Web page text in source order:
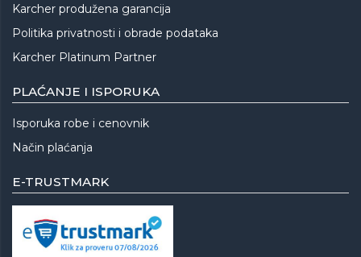
Karcher produžena garancija
Politika privatnosti i obrade podataka
Karcher Platinum Partner
PLAĆANJE I ISPORUKA
Isporuka robe i cenovnik
Način plaćanja
E-TRUSTMARK